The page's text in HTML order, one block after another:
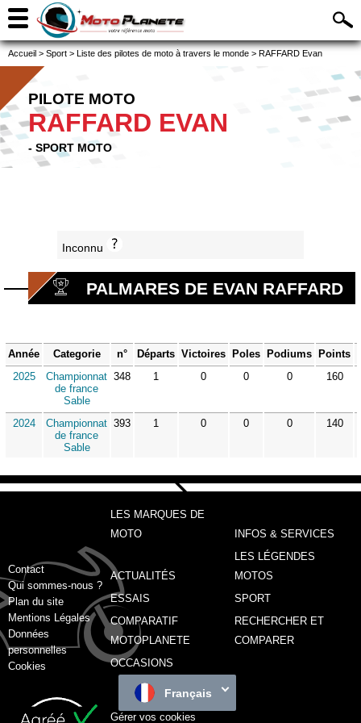
Accueil > Sport > Liste des pilotes de moto à travers le monde > RAFFARD Evan
PILOTE MOTO
RAFFARD EVAN
- SPORT MOTO
Inconnu
PALMARES DE EVAN RAFFARD
Année Categorie n° Départs Victoires Poles Podiums Points
2025
Championnat
de france
Sable
348 1 0 0 0 160
2024
Championnat
de france
Sable
393 1 0 0 0 140
Contact
Qui sommes-nous ?
Plan du site
Mentions Légales
Données
personnelles
Cookies
LES MARQUES DE
MOTO
INFOS & SERVICES
ACTUALITÉS
LES LÉGENDES
MOTOS
ESSAIS
SPORT
COMPARATIF
MOTOPLANETE
RECHERCHER ET
COMPARER
OCCASIONS
Français
Gérer vos cookies